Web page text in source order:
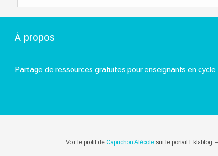
À propos
Partage de ressources gratuites pour enseignants en
Voir le profil de Capuchon Alécolesur le portail Eklablog